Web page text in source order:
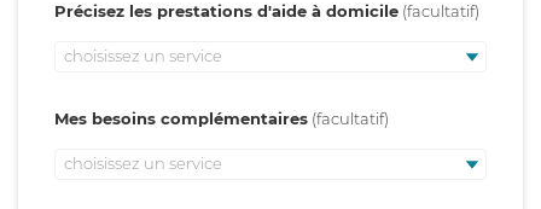
Précisez les prestations d'aide à domicile
choisissez un service
Mes besoins complémentaires
choisissez un service